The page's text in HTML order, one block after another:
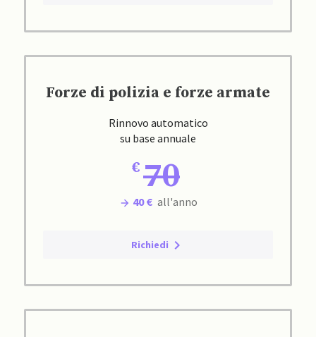
Forze di polizia e forze armate
Rinnovo automatico
su base annuale
70
40 € all'anno
Richiedi